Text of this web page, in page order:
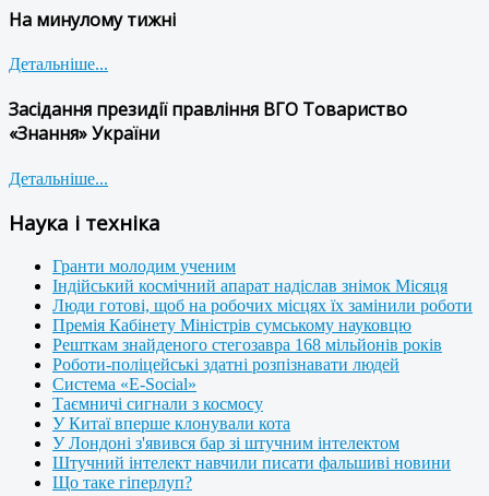
На минулому тижні
Детальніше...
Засідання президії правління ВГО Товариство
«Знання» України
Детальніше...
Наука і техніка
Гранти молодим ученим
Індійський космічний апарат надіслав знімок Місяця
Люди готові, щоб на робочих місцях їх замінили роботи
Премія Кабінету Міністрів сумському науковцю
Решткам знайденого стегозавра 168 мільйонів років
Роботи-поліцейські здатні розпізнавати людей
Система «E-Social»
Таємничі сигнали з космосу
У Китаї вперше клонували кота
У Лондоні з'явився бар зі штучним інтелектом
Штучний інтелект навчили писати фальшиві новини
Що таке гіперлуп?